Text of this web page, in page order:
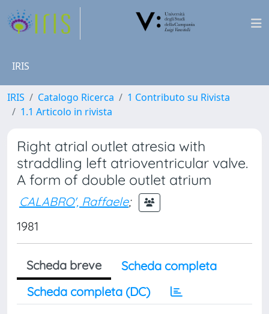
IRIS
IRIS Catalogo Ricerca
1 Contributo su Rivista
1.1 Articolo in rivista
Right atrial outlet atresia with
straddling left atrioventricular valve.
A form of double outlet atrium
CALABRO', Raffaele;
1981
Scheda breve
Scheda completa
Scheda completa (DC)